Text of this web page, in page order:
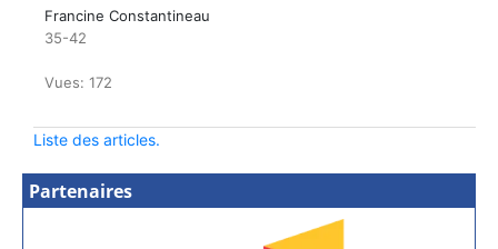
Francine Constantineau
35-42
Vues: 172
Liste des articles.
Partenaires